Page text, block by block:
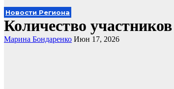
Новости Региона
Количество
Марина Бондаренко Июн 17, 2026